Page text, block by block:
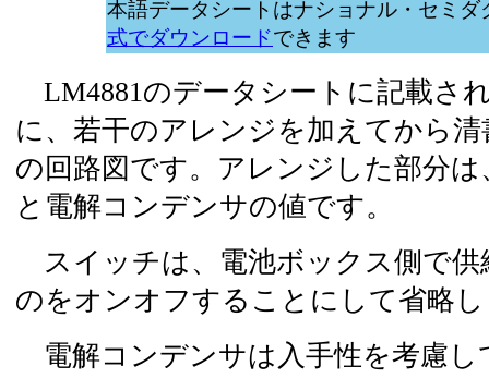
本語データシートはナショナル・セミダ
式でダウンロードできます
LM4881のデータシートに記載さ
に、若干のアレンジを加えてから
の回路図です。アレンジした部分
と電解コンデンサの値です。
スイッチは、電池ボックス側で供
のをオンオフすることにして省略
電解コンデンサは入手性を考慮し